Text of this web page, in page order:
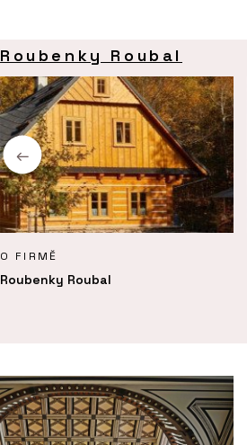
Roubenky Roubal
O FIRMĚ
Roubenky Roubal